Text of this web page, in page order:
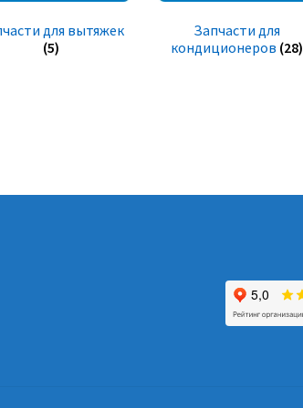
для вытяжек
(5)
Запчасти для
кондиционеров (28)